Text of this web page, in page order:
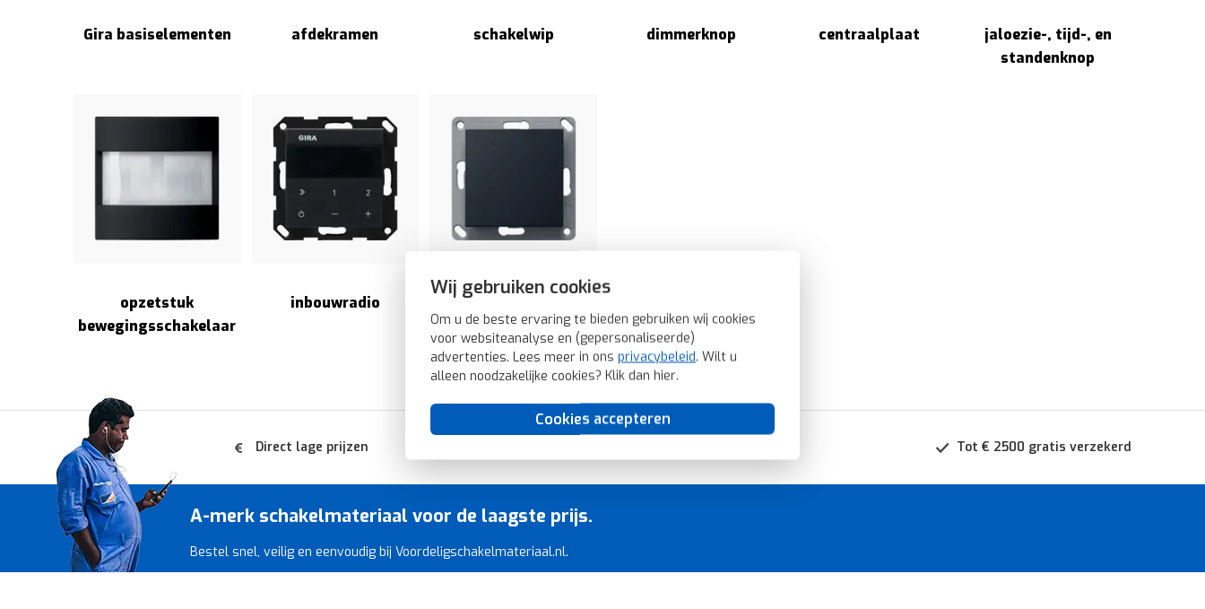
Wij gebruiken cookies
Om u de beste ervaring te bieden gebruiken wij cookies
voor websiteanalyse en (gepersonaliseerde)
advertenties. Lees meer in ons privacybeleid. Wilt u
alleen noodzakelijke cookies? Klik dan hier.
Cookies accepteren
Gira basiselementen afdekramen schakelwip dimmerknop centraalplaat
jaloezie-, tijd-, en
standenknop
opzetstuk
bewegingsschakelaar
inbouwradio Bluetooth wandzender
Direct lage prijzen Tot € 2500 gratis verzekerd
A-merk schakelmateriaal voor de laagste prijs.
Bestel snel, veilig en eenvoudig bij Voordeligschakelmateriaal.nl.